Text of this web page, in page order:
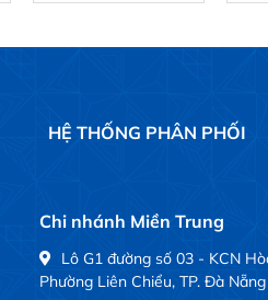
HỆ THỐNG PHÂN PHỐI
Chi nhánh Miền Trung
Lô G1 đường số 03 - KCN
Phường Liên Chiểu, TP. Đà Nẵng